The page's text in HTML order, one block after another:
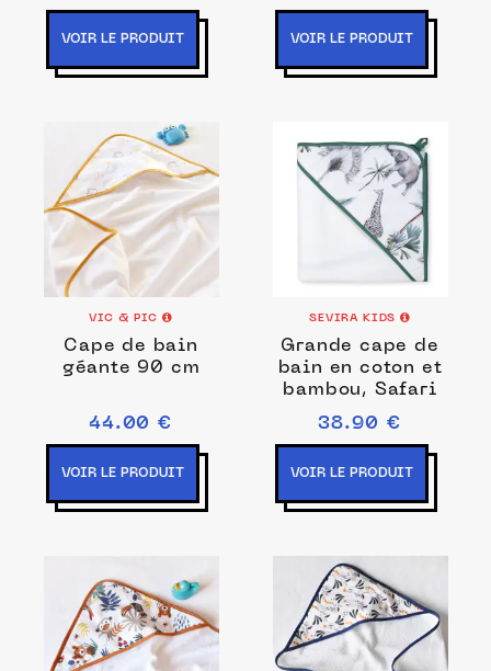
VOIR LE PRODUIT VOIR LE PRODUIT
VIC & PIC
Cape de bain
géante 90 cm
44.00 €
VOIR LE PRODUIT
SEVIRA KIDS
Grande cape de
bain en coton et
bambou, Safari
38.90 €
VOIR LE PRODUIT